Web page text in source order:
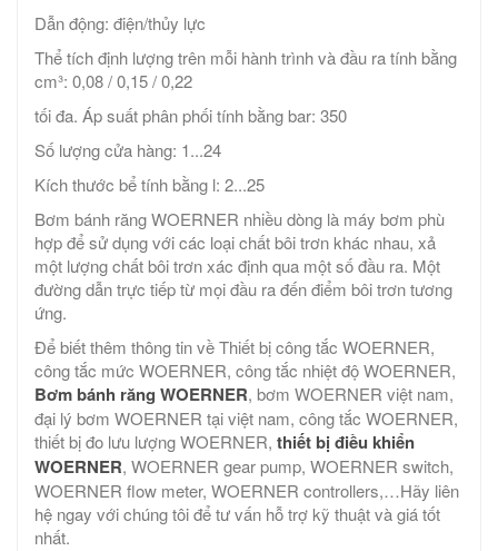
Dẫn động: điện/thủy lực
Thể tích định lượng trên mỗi hành trình và đầu ra tính bằng
cm³: 0,08 / 0,15 / 0,22
tối đa. Áp suất phân phối tính bằng bar: 350
Số lượng cửa hàng: 1...24
Kích thước bể tính bằng l: 2...25
Bơm bánh răng WOERNER nhiều dòng là máy bơm phù
hợp để sử dụng với các loại chất bôi trơn khác nhau, xả
một lượng chất bôi trơn xác định qua một số đầu ra. Một
đường dẫn trực tiếp từ mọi đầu ra đến điểm bôi trơn tương
ứng.
Để biết thêm thông tin về Thiết bị công tắc WOERNER,
công tắc mức WOERNER, công tắc nhiệt độ WOERNER,
Bơm bánh răng WOERNER, bơm WOERNER việt nam,
đại lý bơm WOERNER tại việt nam, công tắc WOERNER,
thiết bị đo lưu lượng WOERNER, thiết bị điều khiển
WOERNER, WOERNER gear pump, WOERNER switch,
WOERNER flow meter, WOERNER controllers,…Hãy liên
hệ ngay với chúng tôi để tư vấn hỗ trợ kỹ thuật và giá tốt
nhất.